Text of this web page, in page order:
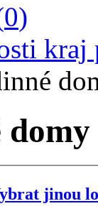
0)
kraj